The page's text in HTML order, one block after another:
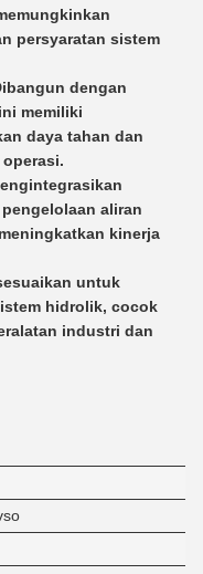
persyaratan sistem
dengan
memiliki
daya tahan dan
aliran
kinerja
untuk
hidrolik, cocok
industri dan